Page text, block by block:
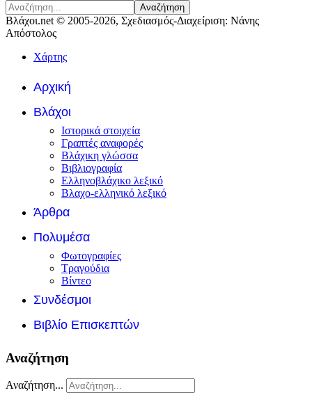
Αναζήτηση
Βλάχοι.net © 2005-2026, Σχεδιασμός-Διαχείριση: Νάνης
Απόστολος
Χάρτης
Αρχική
Βλάχοι
Ιστορικά στοιχεία
Γραπτές αναφορές
Βλάχικη γλώσσα
Βιβλιογραφία
Ελληνοβλάχικο λεξικό
Βλαχο-ελληνικό λεξικό
Άρθρα
Πολυμέσα
Φωτογραφίες
Τραγούδια
Βίντεο
Συνδέσμοι
Βιβλίο Επισκεπτών
Αναζήτηση
Αναζήτηση...